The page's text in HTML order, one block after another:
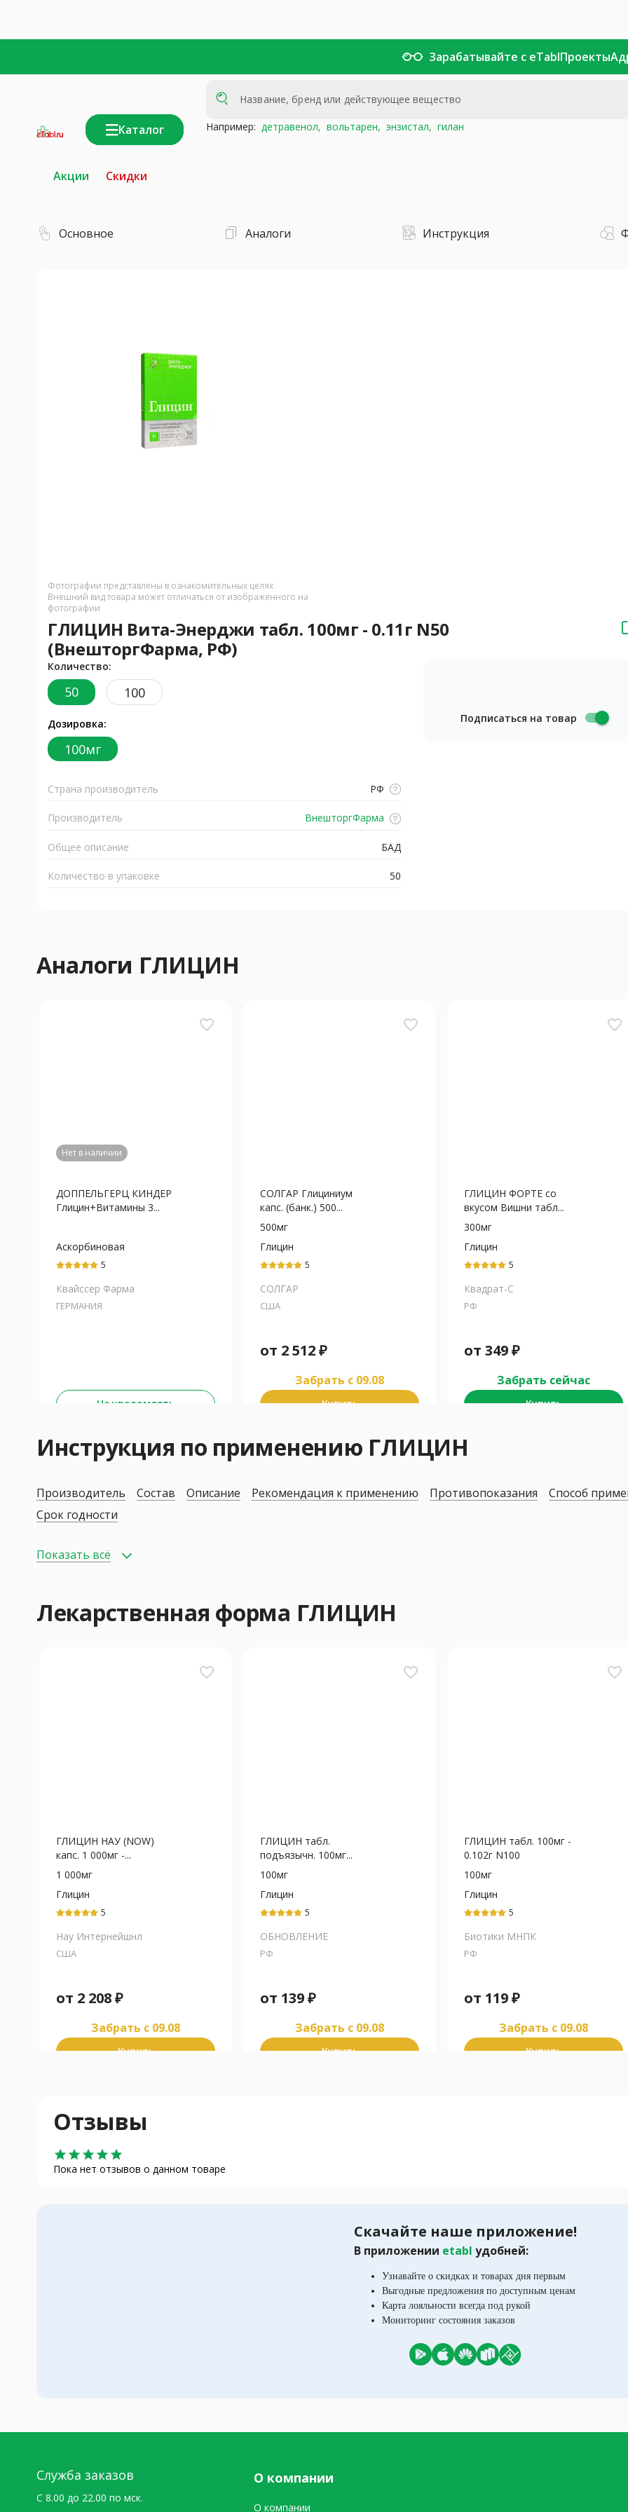
Зарабатывайте с eTablПроекты
Каталог Например: детравенол, вольтарен, энзистал, гилан
Акции Скидки
Основное Аналоги Инструкция
Фотографии представлены в ознакомительных целях
Внешний вид товара может отличаться от изображенного на
фотографии
ГЛИЦИН Вита-Энерджи табл. 100мг - 0.11г N50
(ВнешторгФарма, РФ)
Количество:
50 100
Дозировка:
100мг
Страна производитель РФ
Производитель ВнешторгФарма
Общее описание БАД
Количество в упаковке 50
Подписаться на товар
Аналоги ГЛИЦИН
favorite_border
Нет в наличии
ДОППЕЛЬГЕРЦ КИНДЕР
Глицин+Витамины 3...
Аскорбиновая
кислота+Глицин+Пиридоксин
(В1)
5
Квайссер Фарма
ГЕРМАНИЯ
Не уведомлять
favorite_border
СОЛГАР Глициниум
капс. (банк.) 500...
500мг
Глицин
5
СОЛГАР
США
от 2 512₽
Забрать c 09.08
Купить
favorite_border
ГЛИЦИН ФОРТЕ со
вкусом Вишни табл...
300мг
Глицин
5
Квадрат-С
РФ
от 349₽
Забрать сейчас
Купить
Инструкция по применению ГЛИЦИН
Производитель Состав Описание Рекомендация к применению Противопоказания Способ
Срок годности
Показать всё
Лекарственная форма ГЛИЦИН
favorite_border
ГЛИЦИН НАУ (NOW)
капс. 1 000мг -...
1 000мг
Глицин
5
Нау Интернейшнл
США
от 2 208₽
Забрать c 09.08
Купить
favorite_border
ГЛИЦИН табл.
подъязычн. 100мг...
100мг
Глицин
5
ОБНОВЛЕНИЕ
РФ
от 139₽
Забрать c 09.08
Купить
favorite_border
ГЛИЦИН табл. 100мг -
0.102г N100
100мг
Глицин
5
Биотики МНПК
РФ
от 119₽
Забрать c 09.08
Купить
Отзывы
star star star star star
Пока нет отзывов о данном товаре
Скачайте наше приложение!
В приложении etabl удобней:
Узнавайте о скидках и товарах дня первым
Выгодные предложения по доступным ценам
Карта лояльности всегда под рукой
Мониторинг состояния заказов
Служба заказов
C 8.00 до 22.00 по мск.
О компании
О компании